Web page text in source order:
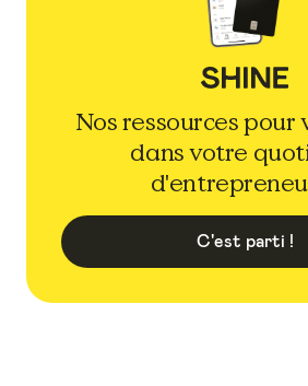
Nos ressources pour
dans votre
C'est parti !